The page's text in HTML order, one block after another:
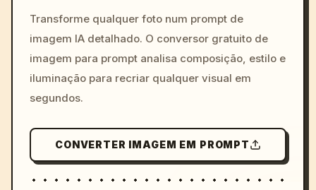
colors, 8k --v 6.0
Transforme qualquer foto num prompt de
imagem IA detalhado. O conversor gratuito de
imagem para prompt analisa composição, estilo e
iluminação para recriar qualquer visual em
segundos.
CONVERTER IMAGEM EM PROMPT